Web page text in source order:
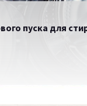
пуска для